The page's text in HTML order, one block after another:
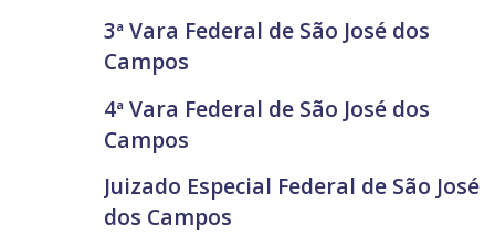
3ª Vara Federal de São José dos
Campos
4ª Vara Federal de São José dos
Campos
Juizado Especial Federal de São José
dos Campos